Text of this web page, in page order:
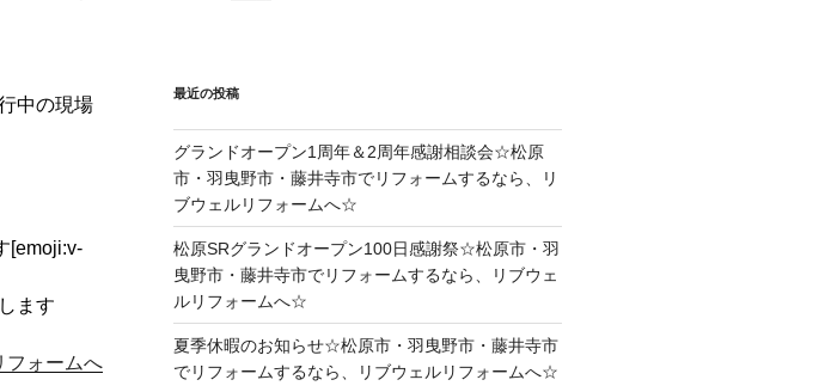
中の現場
[emoji:v-
ます
フォームへ
最近の投稿
グランドオープン1周年＆2周年感謝相談会☆松原
市・羽曳野市・藤井寺市でリフォームするなら、リ
ブウェルリフォームへ☆
松原SRグランドオープン100日感謝祭☆松原市・羽
曳野市・藤井寺市でリフォームするなら、リブウェ
ルリフォームへ☆
夏季休暇のお知らせ☆松原市・羽曳野市・藤井寺市
でリフォームするなら、リブウェルリフォームへ☆